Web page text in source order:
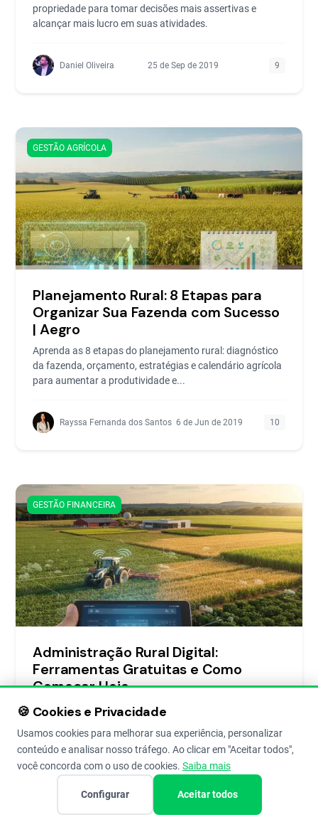
propriedade para tomar decisões mais assertivas e
alcançar mais lucro em suas atividades.
Daniel Oliveira 25 de Sep de 2019 9
GESTÃO AGRÍCOLA
Planejamento Rural: 8 Etapas para
Organizar Sua Fazenda com Sucesso
| Aegro
Aprenda as 8 etapas do planejamento rural: diagnóstico
da fazenda, orçamento, estratégias e calendário agrícola
para aumentar a produtividade e...
Rayssa Fernanda dos Santos 6 de Jun de 2019 10
GESTÃO FINANCEIRA
Administração Rural Digital:
Ferramentas Gratuitas e Como
Começar Hoje
Software administração rural gratuito: As melhores
propriedade
Redação Aegro 2 de May de 2019
🍪 Cookies e Privacidade
Usamos cookies para melhorar sua experiência, personalizar
conteúdo e analisar nosso tráfego. Ao clicar em "Aceitar todos",
você concorda com o uso de cookies. Saiba mais
Configurar Aceitar todos